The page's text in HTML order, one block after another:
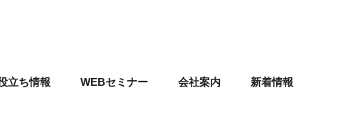
立ち情報 WEBセミナー 会社案内 新着情報